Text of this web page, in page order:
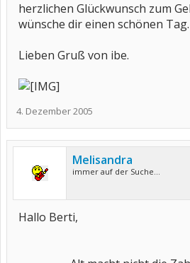
herzlichen Glückwunsch zum
wünsche dir einen schönen Tag.
Lieben Gruß von ibe.
4. Dezember 2005
Melisandra
immer auf der Suche...
Hallo Berti,